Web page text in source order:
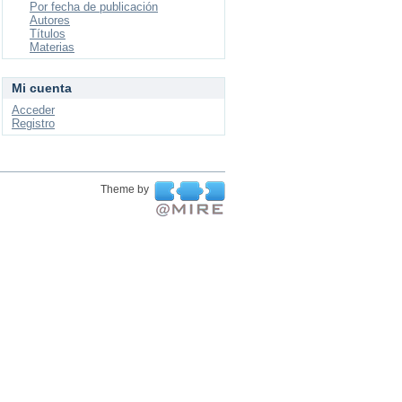
Por fecha de publicación
Autores
Títulos
Materias
Mi cuenta
Acceder
Registro
Theme by